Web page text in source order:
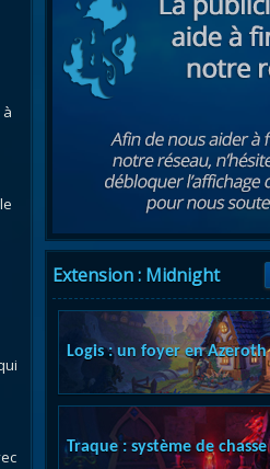
Extension : Midnight
Logis : un foyer en Azeroth
Traque : système de chasse